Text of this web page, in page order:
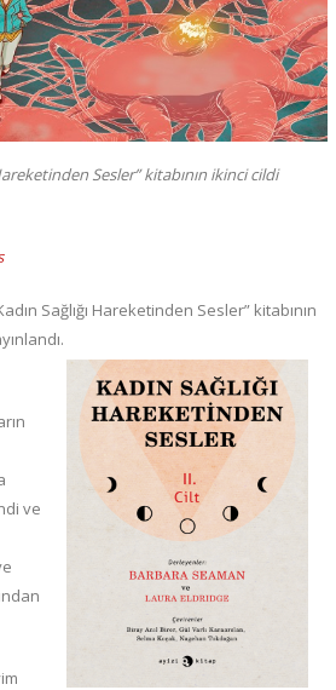
Sesler” kitabının ikinci cildi
Sağlığı Hareketinden Sesler” kitabının
ve